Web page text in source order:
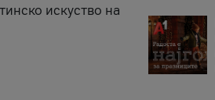
искуство на